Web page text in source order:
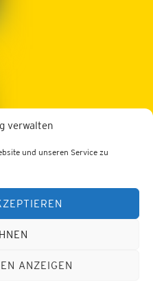
verwalten
und unseren Service zu
ANZEIGEN